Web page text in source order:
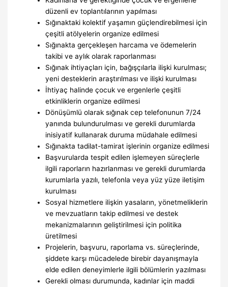
düzenli ev toplantılarının yapılması
Sığınaktaki kolektif yaşamın güçlendirebilmesi için
çeşitli atölyelerin organize edilmesi
Sığınakta gerçekleşen harcama ve ödemelerin
takibi ve aylık olarak raporlanması
Sığınak ihtiyaçları için, bağışçılarla ilişki kurulması;
yeni desteklerin araştırılması ve ilişki kurulması
İhtiyaç halinde çocuk ve ergenlerle çeşitli
etkinliklerin organize edilmesi
Dönüşümlü olarak sığınak cep telefonunun 7/24
yanında bulundurulması ve gerekli durumlarda
inisiyatif kullanarak duruma müdahale edilmesi
Sığınakta tadilat-tamirat işlerinin organize edilmesi
Başvurularda tespit edilen işlemeyen süreçlerle
ilgili raporların hazırlanması ve gerekli durumlarda
kurumlarla yazılı, telefonla veya yüz yüze iletişim
kurulması
Sosyal hizmetlere ilişkin yasaların, yönetmeliklerin
ve mevzuatların takip edilmesi ve destek
mekanizmalarının geliştirilmesi için politika
üretilmesi
Projelerin, başvuru, raporlama vs. süreçlerinde,
şiddete karşı mücadelede birebir dayanışmayla
elde edilen deneyimlerle ilgili bölümlerin yazılması
Gerekli olması durumunda, kadınlar için maddi